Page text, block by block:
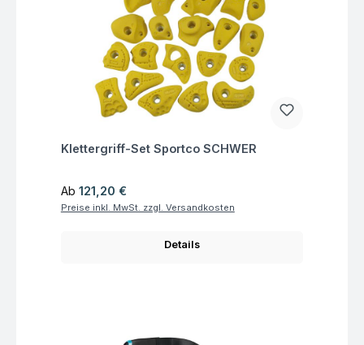
Fragen zum Artikel
Klettergriff-Set Sportco SCHWER
Regulärer Preis:
Ab 121,20 €
Preise inkl. MwSt. zzgl. Versandkosten
Details